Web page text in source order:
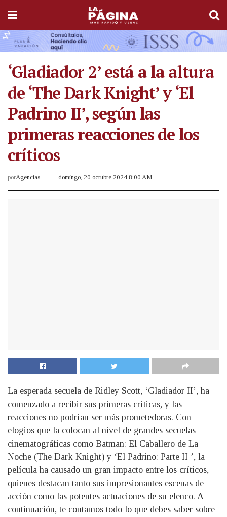
‘Gladiador 2’ está a la altura
de ‘The Dark Knight’ y ‘El
Padrino II’, según las
primeras reacciones de los
críticos
porAgencias domingo, 20 octubre 2024 8:00 AM
La esperada secuela de Ridley Scott, ‘Gladiador II’, ha
comenzado a recibir sus primeras críticas, y las
reacciones no podrían ser más prometedoras. Con
elogios que la colocan al nivel de grandes secuelas
cinematográficas como Batman: El Caballero de La
Noche (The Dark Knight) y ‘El Padrino: Parte II ’, la
película ha causado un gran impacto entre los críticos,
quienes destacan tanto sus impresionantes escenas de
acción como las potentes actuaciones de su elenco. A
continuación, te contamos todo lo que debes saber sobre